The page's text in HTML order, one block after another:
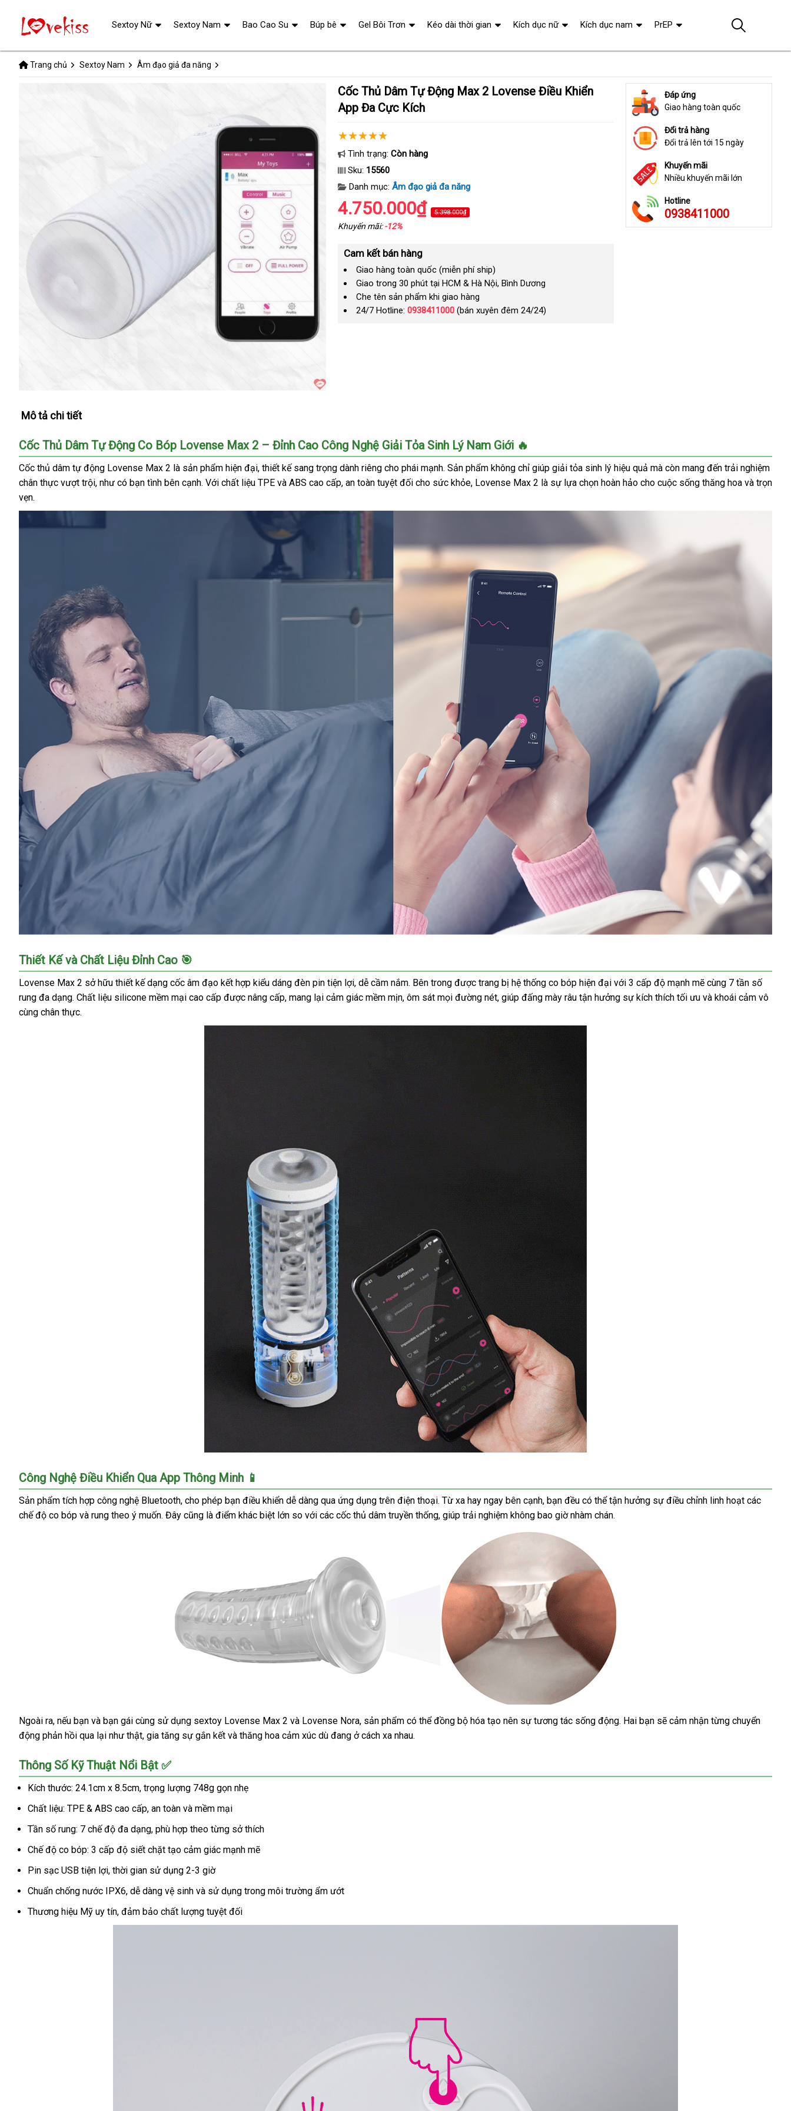
Trang chủ Sextoy Nam Âm đạo giả đa năng
Cốc Thủ Dâm Tự Động Max 2 Lovense Điều Khiển
App Đa Cực Kích
Tình trạng: Còn hàng
Sku: 15560
Danh mục: Âm đạo giả đa năng
4.750.000₫ 5.398.000₫
Khuyến mãi:-12%
Cam kết bán hàng
Giao hàng toàn quốc (miễn phí ship)
Giao trong 30 phút tại HCM & Hà Nội, Bình Dương
Che tên sản phẩm khi giao hàng
24/7 Hotline: 0938411000(bán xuyên đêm 24/24)
Đáp ứng
Giao hàng toàn quốc
Đổi trả hàng
Đổi trả lên tới 15 ngày
Khuyến mãi
Nhiều khuyến mãi lớn
Hotline
0938411000
Mô tả chi tiết
Cốc Thủ Dâm Tự Động Co Bóp Lovense Max 2 – Đỉnh Cao Công Nghệ Giải Tỏa Sinh Lý Nam Giới 🔥
Cốc thủ dâm tự động Lovense Max 2 là sản phẩm hiện đại, thiết kế sang trọng dành riêng cho phái mạnh. Sản phẩm không chỉ giúp giải tỏa sinh lý hiệu quả mà còn mang đến trải nghiệm
chân thực vượt trội, như có bạn tình bên cạnh. Với chất liệu TPE và ABS cao cấp, an toàn tuyệt đối cho sức khỏe, Lovense Max 2 là sự lựa chọn hoàn hảo cho cuộc sống thăng hoa và trọn
vẹn.
Cốc
Thủ
Dâm
Động
Max
Thiết Kế và Chất Liệu Đỉnh Cao 🎯
Lovense Max 2 sở hữu thiết kế dạng cốc âm đạo kết hợp kiểu dáng đèn pin tiện lợi, dễ cầm nắm. Bên trong được trang bị hệ thống co bóp hiện đại với 3 cấp độ mạnh mẽ cùng 7 tần số
rung đa dạng. Chất liệu silicone mềm mại cao cấp được nâng cấp, mang lại cảm giác mềm mịn, ôm sát mọi đường nét, giúp đấng mày râu tận hưởng sự kích thích tối ưu và khoái cảm vô
cùng chân thực.
Cốc
Thủ
Dâm
Tự
Động
Công Nghệ Điều Khiển Qua App Thông Minh 📱
Sản phẩm tích hợp công nghệ Bluetooth, cho phép bạn điều khiển dễ dàng qua ứng dụng trên điện thoại. Từ xa hay ngay bên cạnh, bạn đều có thể tận hưởng sự điều chỉnh linh hoạt các
chế độ co bóp và rung theo ý muốn. Đây cũng là điểm khác biệt lớn so với các cốc thủ dâm truyền thống, giúp trải nghiệm không bao giờ nhàm chán.
Cốc
Thủ
Tự
Động
Max
Lovense
Điều
App
Đa
Kích
Ngoài ra, nếu bạn và bạn gái cùng sử dụng sextoy Lovense Max 2 và Lovense Nora, sản phẩm có thể đồng bộ hóa tạo nên sự tương tác sống động. Hai bạn sẽ cảm nhận từng chuyển
động phản hồi qua lại như thật, gia tăng sự gắn kết và thăng hoa cảm xúc dù đang ở cách xa nhau.
Thông Số Kỹ Thuật Nổi Bật ✅
Kích thước: 24.1cm x 8.5cm, trọng lượng 748g gọn nhẹ
Chất liệu: TPE & ABS cao cấp, an toàn và mềm mại
Tần số rung: 7 chế độ đa dạng, phù hợp theo từng sở thích
Chế độ co bóp: 3 cấp độ siết chặt tạo cảm giác mạnh mẽ
Pin sạc USB tiện lợi, thời gian sử dụng 2-3 giờ
Chuẩn chống nước IPX6, dễ dàng vệ sinh và sử dụng trong môi trường ẩm ướt
Thương hiệu Mỹ uy tín, đảm bảo chất lượng tuyệt đối
Sextoy Nữ Sextoy Nam Bao Cao Su Búp bê Gel Bôi Trơn Kéo dài thời gian Kích dục nữ Kích dục nam PrEP